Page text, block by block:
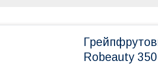
Robeauty